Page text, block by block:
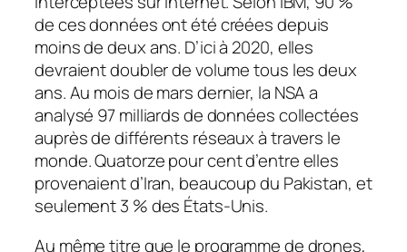
de ces données ont été créées depuis
moins de deux ans. D’ici à 2020, elles
devraient doubler de volume tous les deux
ans. Au mois de mars dernier, la NSA a
analysé 97 milliards de données collectées
auprès de différents réseaux à travers le
monde. Quatorze pour cent d’entre elles
provenaient d’Iran, beaucoup du Pakistan, et
seulement 3 % des États-Unis.
Au même titre que le programme de drones,